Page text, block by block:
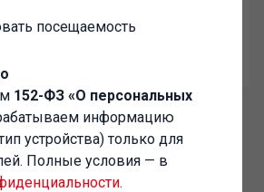
посещаемость
152-ФЗ «О персональных
информацию
устройства) только для
Полные условия — в
.